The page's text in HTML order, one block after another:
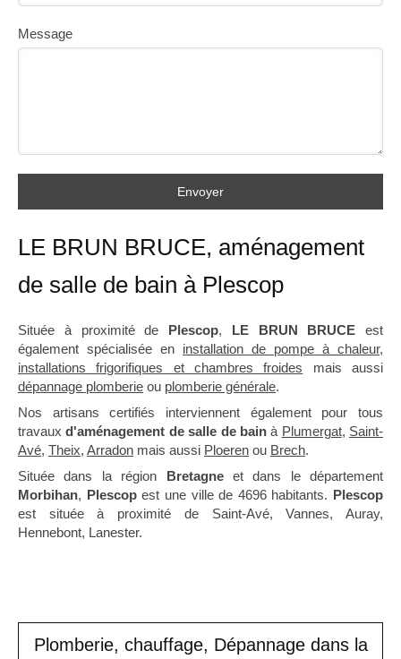
Message
Envoyer
LE BRUN BRUCE, aménagement
de salle de bain à Plescop
Située à proximité de Plescop, LE BRUN BRUCE est
également spécialisée en installation de pompe à chaleur,
installations frigorifiques et chambres froides mais aussi
dépannage plomberie ou plomberie générale.
Nos artisans certifiés interviennent également pour tous
travaux d'aménagement de salle de bainà Plumergat, Saint-
Avé, Theix, Arradon mais aussi Ploeren ou Brech.
Située dans la région Bretagneet dans le département
Morbihan, Plescopest une ville de 4696 habitants. Plescop
est située à proximité de Saint-Avé, Vannes, Auray,
Hennebont, Lanester.
Plomberie, chauffage, Dépannage dans la